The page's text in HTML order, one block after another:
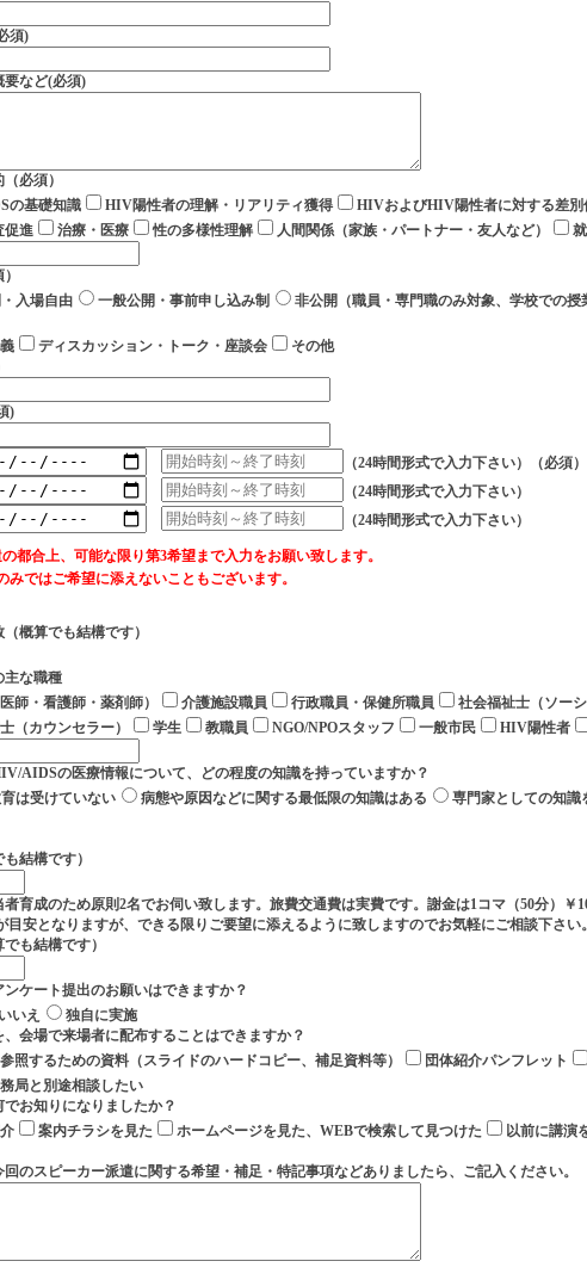
須)
要など(必須)
必須）
の基礎知識
HIV陽性者の理解・リアリティ獲得 HIVおよびHIV陽性者に対する差別
促進
治療・医療 性の多様性理解 人間関係（家族・パートナー・友人など）
入場自由
一般公開・事前申し込み制
非公開（職員・専門職のみ対象、学校での授
ディスカッション・トーク・座談会
その他
)
（24時間形式で入力下さい）（必須）
（24時間形式で入力下さい）
（24時間形式で入力下さい）
都合上、可能な限り第3希望まで入力をお願い致します。
みではご希望に添えないこともございます。
概算でも結構です）
主な職種
師・看護師・薬剤師）
介護施設職員 行政職員・保健所職員
社会福祉士（ソーシ
（カウンセラー）
学生 教職員 NGO/NPOスタッフ 一般市民 HIV陽性者
AIDSの医療情報について、どの程度の知識を持っていますか？
は受けていない
病態や原因などに関する最低限の知識はある
専門家としての知識
結構です）
育成のため原則2名でお伺い致します。旅費交通費は実費です。謝金は1コマ（50分）￥
目安となりますが、できる限りご要望に添えるように致しますのでお気軽にご相談下さい。
も結構です）
ケート提出のお願いはできますか？
いいえ
独自に実施
、会場で来場者に配布することはできますか？
照するための資料（スライドのハードコピー、補足資料等）
団体紹介パンフレット
局と別途相談したい
でお知りになりましたか？
案内チラシを見た ホームページを見た、WEBで検索して見つけた
以前に講演
のスピーカー派遣に関する希望・補足・特記事項などありましたら、ご記入ください。